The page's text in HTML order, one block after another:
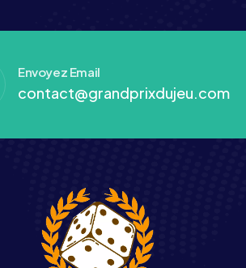
Envoyez Email
contact@grandprixdujeu.com